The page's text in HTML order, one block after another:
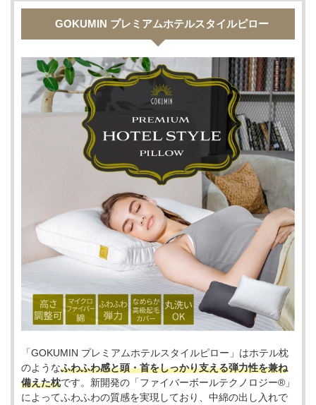
GOKUMIN プレミアムホテルスタイルピロー
「GOKUMIN プレミアムホテルスタイルピロー」はホテル枕
のようなふわふわ感と頭・首をしっかり支える弾力性を兼ね
備えた枕です。新開発の「ファイバーボールテクノロジー®」
によってふわふわの質感を実現しており、中綿の出し入れで